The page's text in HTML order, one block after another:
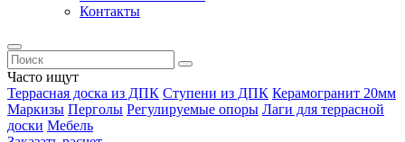
Контакты
Часто ищут
Террасная доска из ДПК Ступени из ДПК Керамогранит 20мм
Маркизы Перголы Регулируемые опоры Лаги для террасной
доски Мебель